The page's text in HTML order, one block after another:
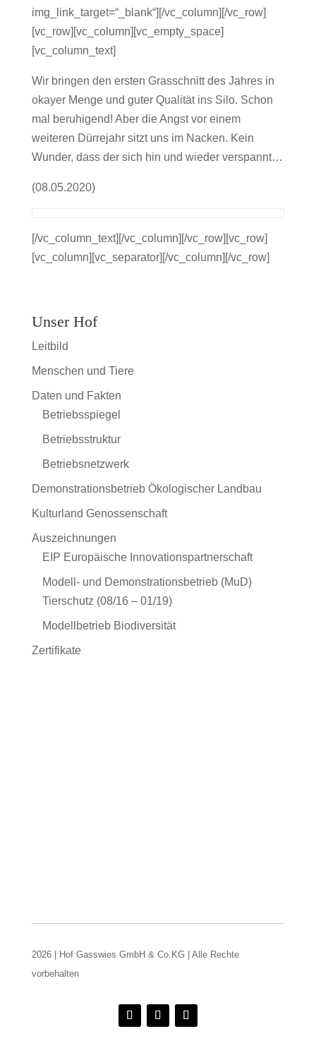
img_link_target=“_blank“][/vc_column][/vc_row]
[vc_row][vc_column][vc_empty_space]
[vc_column_text]
Wir bringen den ersten Grasschnitt des Jahres in
okayer Menge und guter Qualität ins Silo. Schon
mal beruhigend! Aber die Angst vor einem
weiteren Dürrejahr sitzt uns im Nacken. Kein
Wunder, dass der sich hin und wieder verspannt…
(08.05.2020)
[/vc_column_text][/vc_column][/vc_row][vc_row]
[vc_column][vc_separator][/vc_column][/vc_row]
Unser Hof
Leitbild
Menschen und Tiere
Daten und Fakten
Betriebsspiegel
Betriebsstruktur
Betriebsnetzwerk
Demonstrationsbetrieb Ökologischer Landbau
Kulturland Genossenschaft
Auszeichnungen
EIP Europäische Innovationspartnerschaft
Modell- und Demonstrationsbetrieb (MuD)
Tierschutz (08/16 – 01/19)
Modellbetrieb Biodiversität
Zertifikate
2026 | Hof Gasswies GmbH & Co.KG | Alle Rechte
vorbehalten